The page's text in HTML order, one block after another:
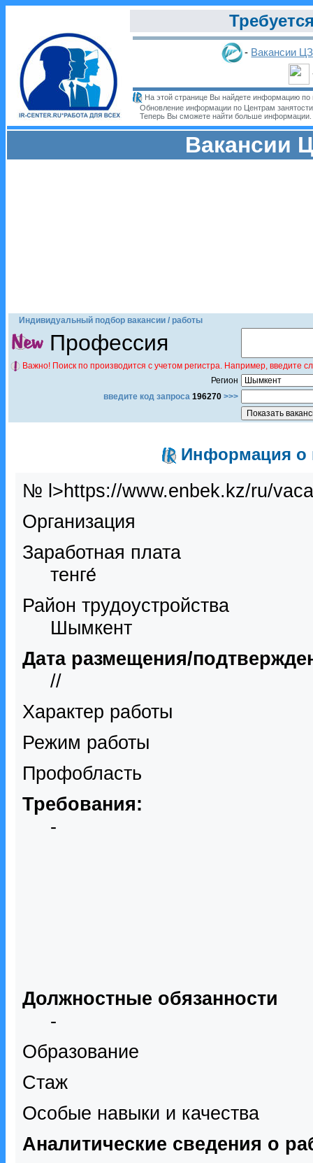
- Вакансии
На этой странице Вы найдете информацию по
Обновление информации по Центрам
Теперь Вы сможете найти больше информации.
Вакансии
Индивидуальный подбор вакансии / работы
Профессия
Важно! Поиск по производится с учетом регистра. Например,
Регион
введите код запроса 196270 >>>
Информация о
№ l>https://www.enbek.kz/ru/
Организация
Заработная плата
тенге́
Район трудоустройства
Шымкент
Дата размещения/
//
Характер работы
Режим работы
Профобласть
Требования:
-
Должностные обязанности
-
Образование
Стаж
Особые навыки и качества
Аналитические сведения о